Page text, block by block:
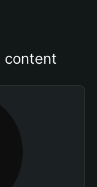
content